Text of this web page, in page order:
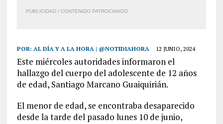
PUBLICIDAD / CONTENIDO PATROCINADO
POR: AL DÍA Y A LA HORA | @NOTIDIAHORA 12 JUNIO, 2024
Este miércoles autoridades informaron el
hallazgo del cuerpo del adolescente de 12 años
de edad, Santiago Marcano Guaiquirián.
El menor de edad, se encontraba desaparecido
desde la tarde del pasado lunes 10 de junio,